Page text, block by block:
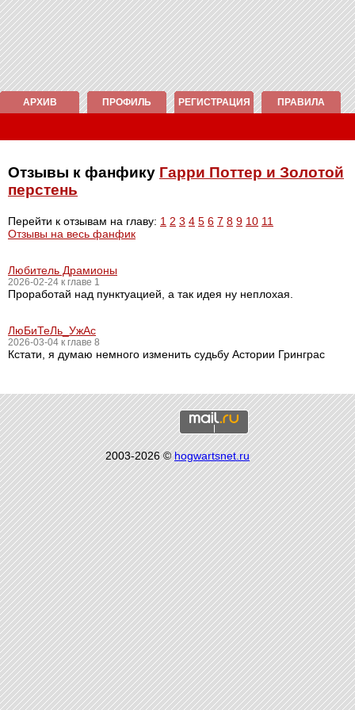
АРХИВ ПРОФИЛЬ РЕГИСТРАЦИЯ ПРАВИЛА
Отзывы к фанфику Гарри Поттер и Золотой
перстень
Перейти к отзывам на главу: 1 2 3 4 5 6 7 8 9 10 11
Отзывы на весь фанфик
Любитель Драмионы
2026-02-24 к главе 1
Проработай над пунктуацией, а так идея ну неплохая.
ЛюБиТеЛь_УжАс
2026-03-04 к главе 8
Кстати, я думаю немного изменить судьбу Астории Гринграс
2003-2026 ©hogwartsnet.ru